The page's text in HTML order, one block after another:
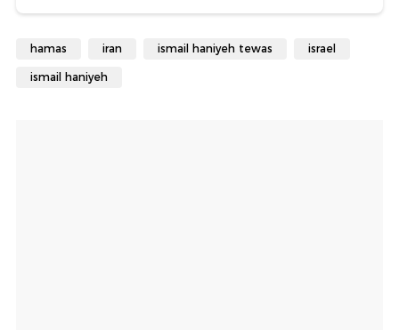
hamas iran ismail haniyeh tewas israel
ismail haniyeh